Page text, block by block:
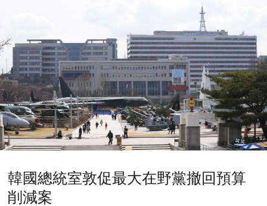
韓國總統室敦促最大在野黨撤回預算
削減案